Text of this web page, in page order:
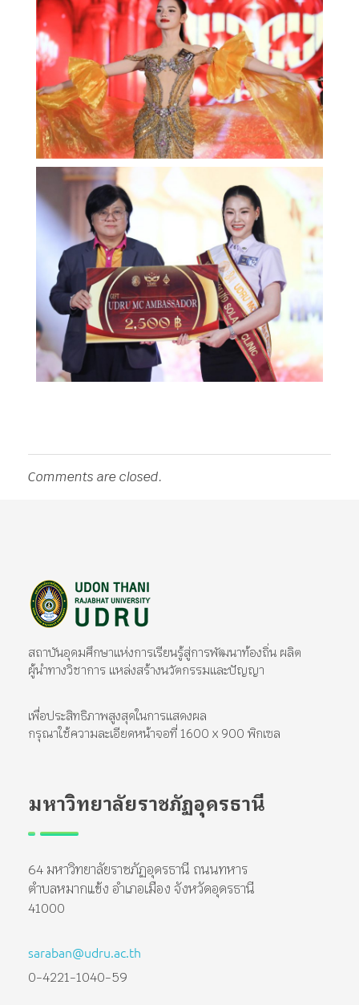
Comments are closed.
สถาบันอุดมศึกษาแห่งการเรียนรู้สู่การพัฒนาท้องถิ่น ผลิต
ผู้นำทางวิชาการ แหล่งสร้างนวัตกรรมและปัญญา
เพื่อประสิทธิภาพสูงสุดในการแสดงผล
กรุณาใช้ความละเอียดหน้าจอที่ 1600 x 900 พิกเซล
มหาวิทยาลัยราชภัฏอุดรธานี
64 มหาวิทยาลัยราชภัฏอุดรธานี ถนนทหาร
ตำบลหมากแข้ง อำเภอเมือง จังหวัดอุดรธานี
41000
saraban@udru.ac.th
0-4221-1040-59